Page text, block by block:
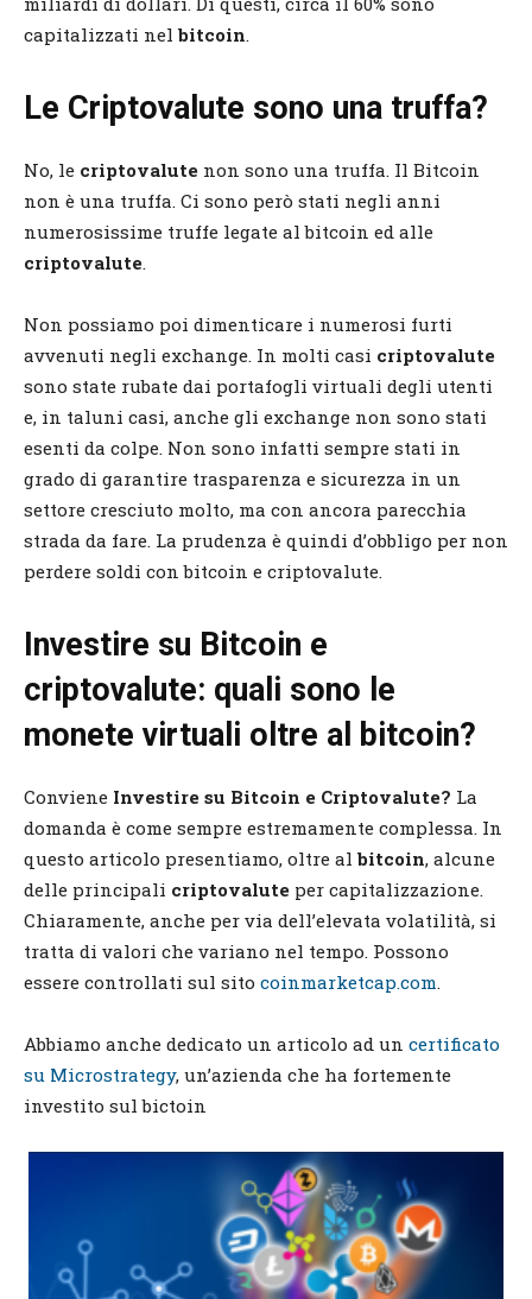
capitalizzati nel bitcoin.
Le Criptovalute sono una truffa?
No, le criptovalute non sono una truffa. Il Bitcoin
non è una truffa. Ci sono però stati negli anni
numerosissime truffe legate al bitcoin ed alle
criptovalute.
Non possiamo poi dimenticare i numerosi furti
avvenuti negli exchange. In molti casi criptovalute
sono state rubate dai portafogli virtuali degli utenti
e, in taluni casi, anche gli exchange non sono stati
esenti da colpe. Non sono infatti sempre stati in
grado di garantire trasparenza e sicurezza in un
settore cresciuto molto, ma con ancora parecchia
strada da fare. La prudenza è quindi d’obbligo per non
perdere soldi con bitcoin e criptovalute.
Investire su Bitcoin e
criptovalute: quali sono le
monete virtuali oltre al bitcoin?
Conviene Investire su Bitcoin e Criptovalute? La
domanda è come sempre estremamente complessa. In
questo articolo presentiamo, oltre albitcoin, alcune
delle principali criptovalute per capitalizzazione.
Chiaramente, anche per via dell’elevata volatilità, si
tratta di valori che variano nel tempo. Possono
essere controllati sul sito coinmarketcap.com.
Abbiamo anche dedicato un articolo ad un certificato
su Microstrategy, un’azienda che ha fortemente
investito sul bictoin